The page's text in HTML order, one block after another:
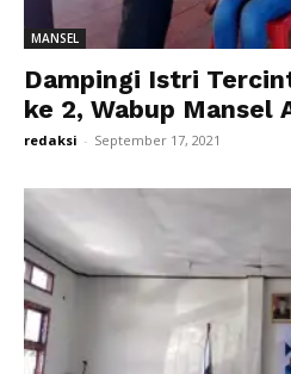
MANSEL
Dampingi Istri
ke 2, Wabup Mansel
redaksi - September 17, 2021